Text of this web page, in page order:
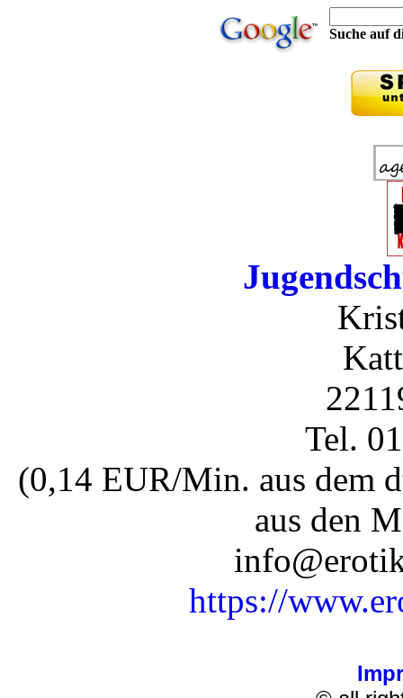
Suche auf
Tel.
(0,14 EUR/Min. aus dem
aus den
https://